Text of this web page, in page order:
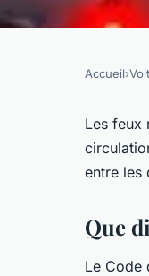
Accueil›
Les feux
entre les
Que
Le Code